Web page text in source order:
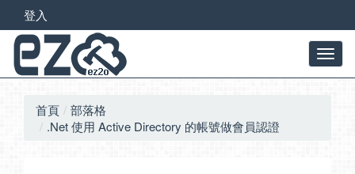
登入
首頁
部落格
.Net 使用 Active Directory 的帳號做會員認證